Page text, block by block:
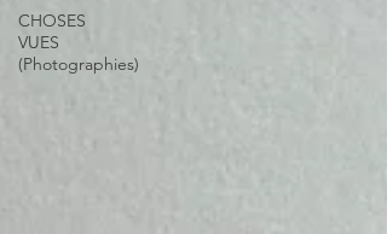
CHOSES
VUES
(Photographies)